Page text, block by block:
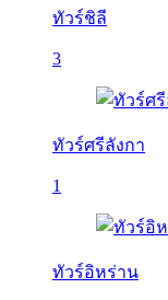
ทัวร์ชิลี
3
ทัวร์ศรีลังกา
1
ทัวร์อิหร่าน